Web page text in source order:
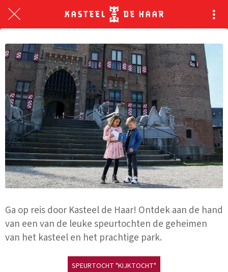
Ga op reis door Kasteel de Haar! Ontdek aan de hand
van een van de leuke speurtochten de geheimen
van het kasteel en het prachtige park.
SPEURTOCHT "KIJKTOCHT"